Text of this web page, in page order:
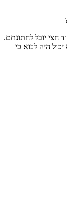
חצי יובל לחתונתם.
היה לבוא כי